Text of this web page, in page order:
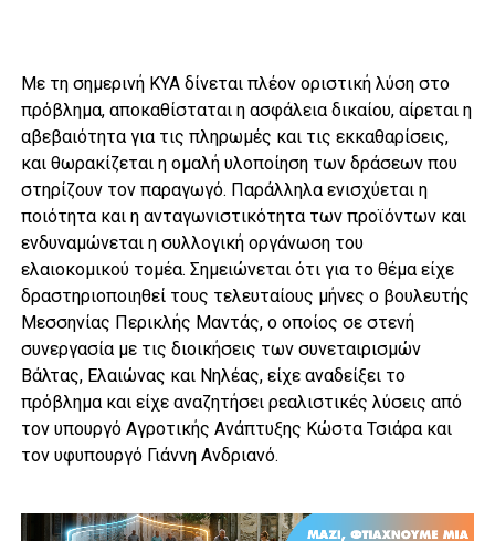
Με τη σημερινή ΚΥΑ δίνεται πλέον οριστική λύση στο
πρόβλημα, αποκαθίσταται η ασφάλεια δικαίου, αίρεται η
αβεβαιότητα για τις πληρωμές και τις εκκαθαρίσεις,
και θωρακίζεται η ομαλή υλοποίηση των δράσεων που
στηρίζουν τον παραγωγό. Παράλληλα ενισχύεται η
ποιότητα και η ανταγωνιστικότητα των προϊόντων και
ενδυναμώνεται η συλλογική οργάνωση του
ελαιοκομικού τομέα. Σημειώνεται ότι για το θέμα είχε
δραστηριοποιηθεί τους τελευταίους μήνες ο βουλευτής
Μεσσηνίας Περικλής Μαντάς, ο οποίος σε στενή
συνεργασία με τις διοικήσεις των συνεταιρισμών
Βάλτας, Ελαιώνας και Νηλέας, είχε αναδείξει το
πρόβλημα και είχε αναζητήσει ρεαλιστικές λύσεις από
τον υπουργό Αγροτικής Ανάπτυξης Κώστα Τσιάρα και
τον υφυπουργό Γιάννη Ανδριανό.